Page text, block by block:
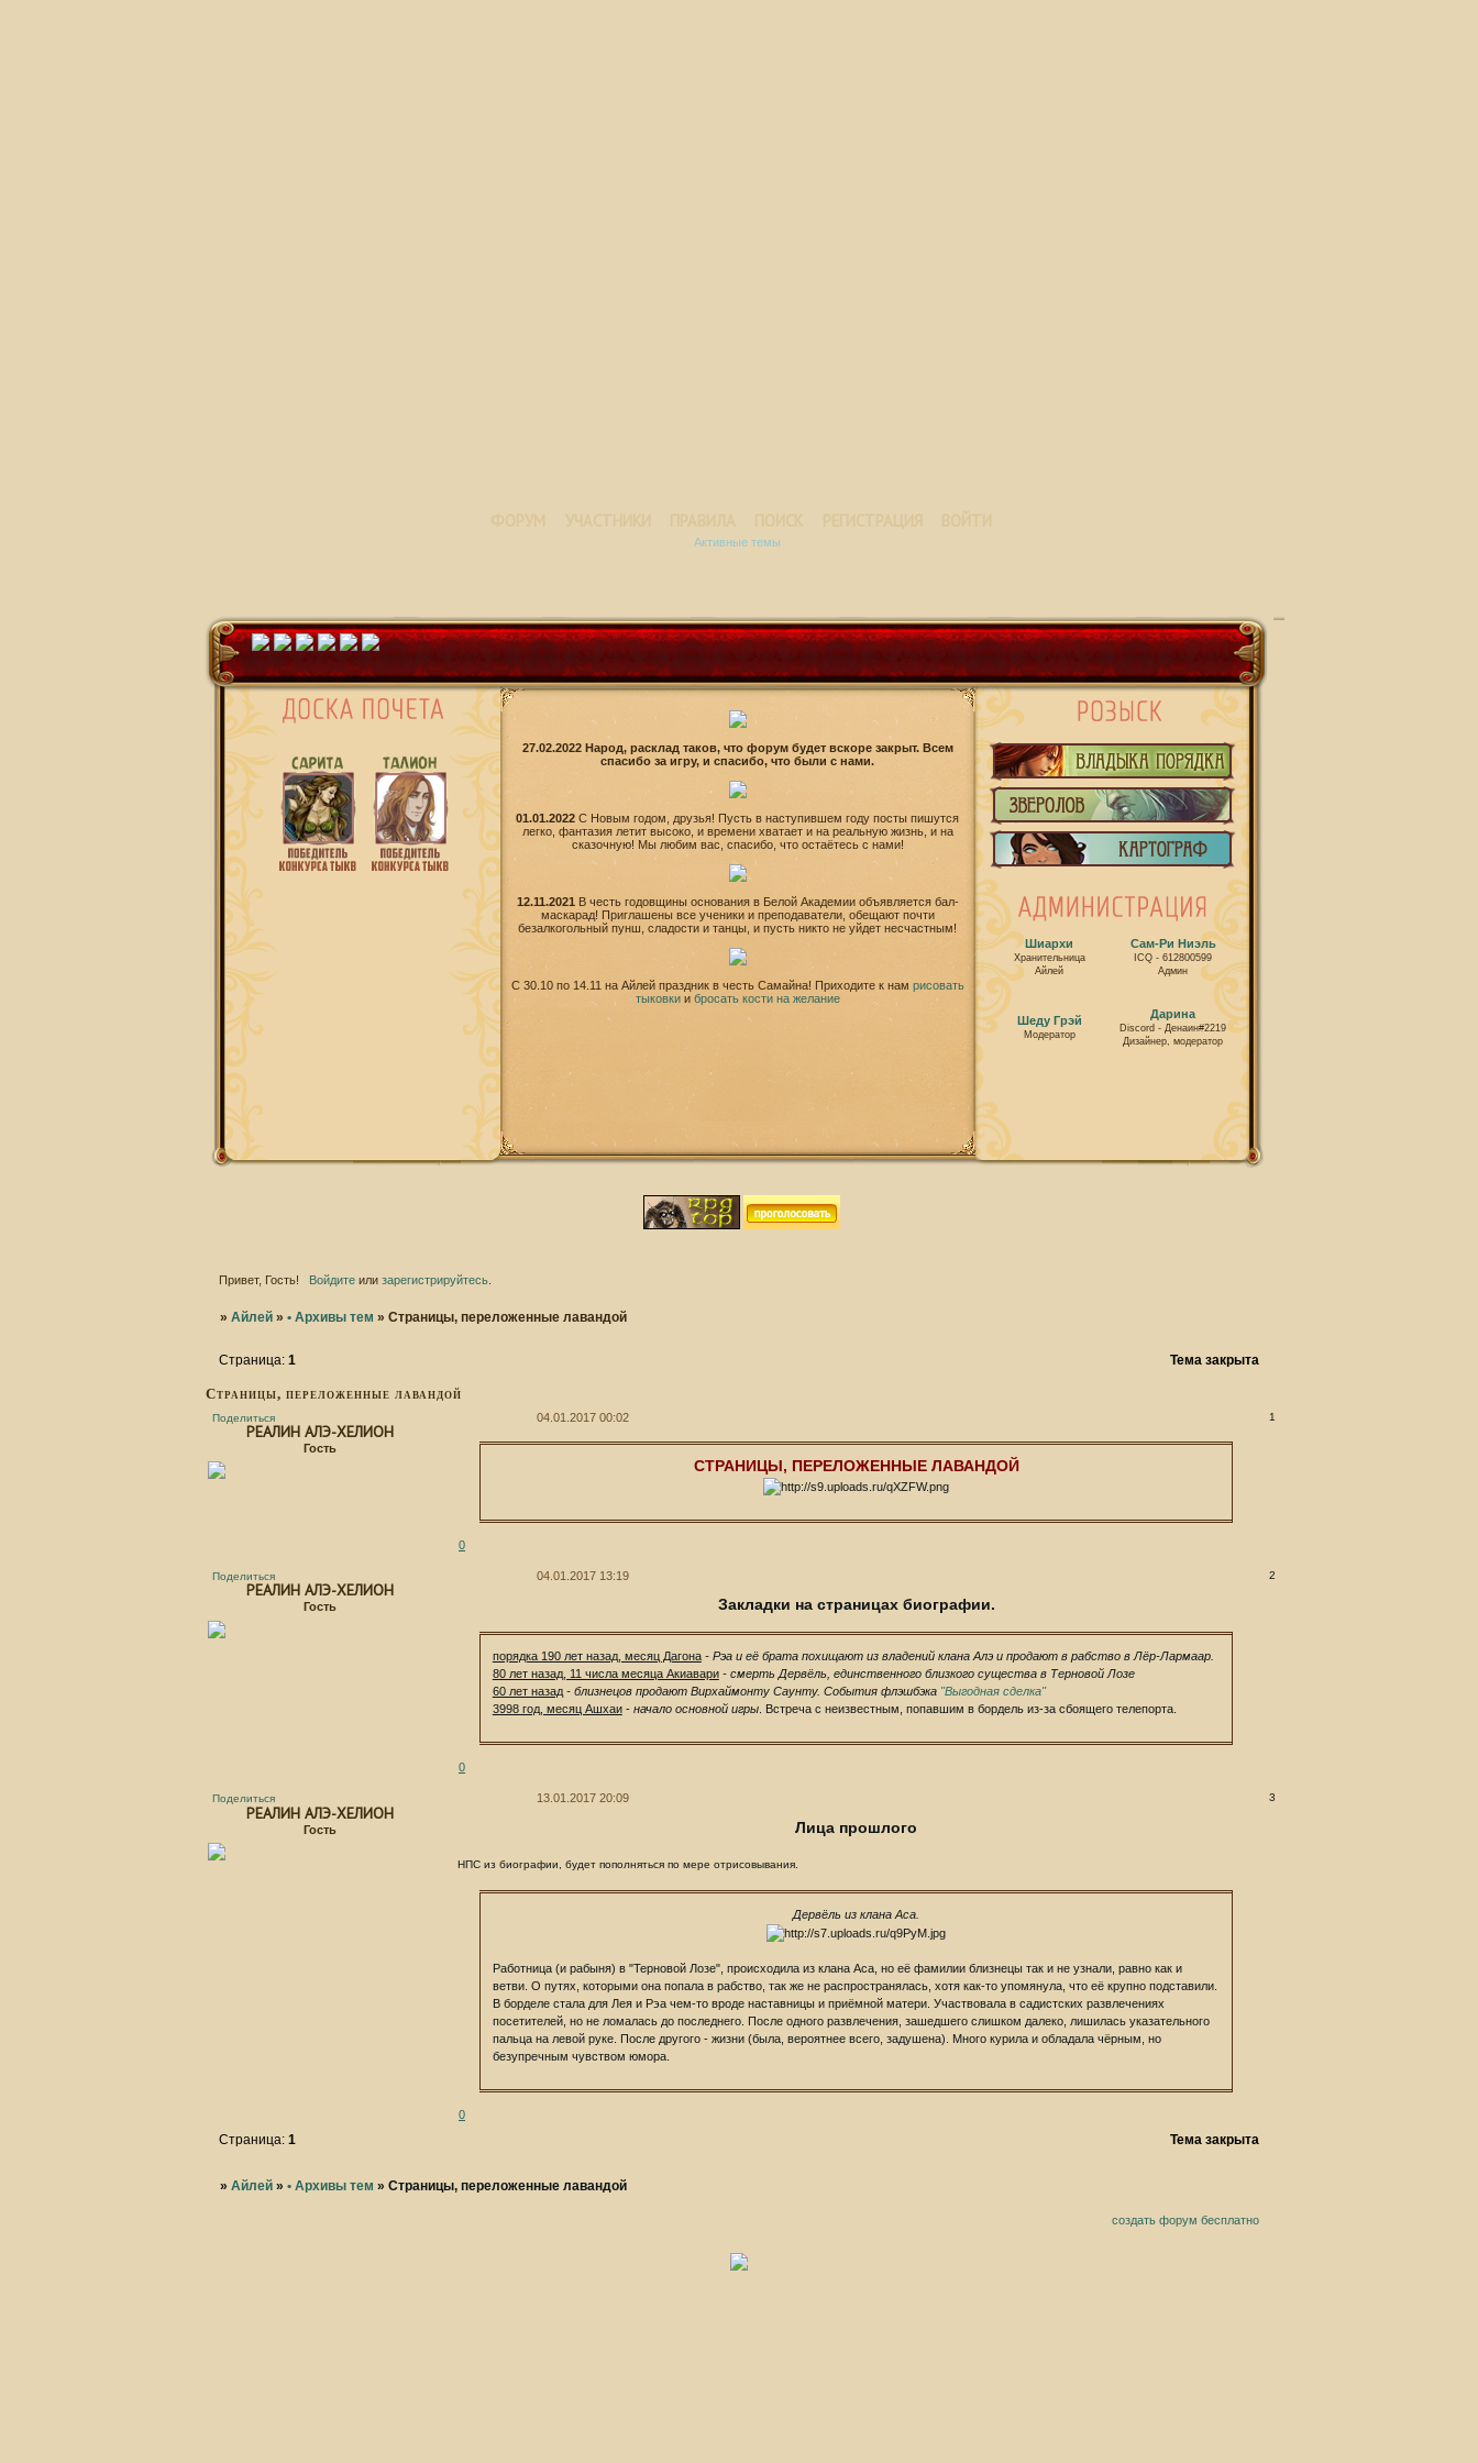
Активные темы
27.02.2022 Народ, расклад таков, что форум будет вскоре закрыт. Всем
спасибо за игру, и спасибо, что были с нами.
01.01.2022 С Новым годом, друзья! Пусть в наступившем году посты пишутся
легко, фантазия летит высоко, и времени хватает и на реальную жизнь, и на
сказочную! Мы любим вас, спасибо, что остаётесь с нами!
12.11.2021
В честь годовщины основания в Белой Академии объявляется бал-
маскарад! Приглашены все ученики и преподаватели, обещают почти
безалкогольный пунш, сладости и танцы, и пусть никто не уйдет несчастным!
С 30.10 по 14.11 на Айлей праздник в честь Самайна! Приходите к нам рисовать
тыковкии бросать кости на желание
Шиархи
Хранительница
Айлей
Сам-Ри Ниэль
ICQ - 612800599
Админ
Шеду Грэй
Модератор
Дарина
Discord - Денаин#2219
Дизайнер, модератор
Привет, Гость! Войдитеили зарегистрируйтесь.
»Айлей »• Архивы тем »Страницы, переложенные лавандой
Страницы, переложенные лавандой
Страница:1 Тема закрыта
Поделиться 1
04.01.2017 00:02
РЕАЛИН АЛЭ-ХЕЛИОН
Гость
СТРАНИЦЫ, ПЕРЕЛОЖЕННЫЕ ЛАВАНДОЙ
0
Поделиться 2
04.01.2017 13:19
РЕАЛИН АЛЭ-ХЕЛИОН
Гость Закладки на страницах биографии.
порядка 190 лет назад, месяц Дагона- Рэа и её брата похищают из владений клана Алэ и продают в рабство в Лёр-Лармаар.
80 лет назад, 11 числа месяца Акиавари- смерть Дервёль, единственного близкого существа в Терновой Лозе
60 лет назад- близнецов продают Вирхаймонту Саунту. События флэшбэка "Выгодная сделка"
3998 год, месяц Ашхаи- начало основной игры. Встреча с неизвестным, попавшим в бордель из-за сбоящего телепорта.
0
Поделиться 3
13.01.2017 20:09
РЕАЛИН АЛЭ-ХЕЛИОН
Гость Лица прошлого
НПС из биографии, будет пополняться по мере отрисовывания.
Дервёль из клана Аса.
Работница (и рабыня) в "Терновой Лозе", происходила из клана Аса, но её фамилии близнецы так и не узнали, равно как и
ветви. О путях, которыми она попала в рабство, так же не распространялась, хотя как-то упомянула, что её крупно подставили.
В борделе стала для Лея и Рэа чем-то вроде наставницы и приёмной матери. Участвовала в садистских развлечениях
посетителей, но не ломалась до последнего. После одного развлечения, зашедшего слишком далеко, лишилась указательного
пальца на левой руке. После другого - жизни (была, вероятнее всего, задушена). Много курила и обладала чёрным, но
безупречным чувством юмора.
0
Тема закрыта
Страница:1
»Айлей »• Архивы тем »Страницы, переложенные лавандой
создать форум бесплатно